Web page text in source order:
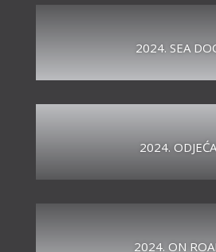
2024. SEA
2024. ODJEĆA
2024. ON